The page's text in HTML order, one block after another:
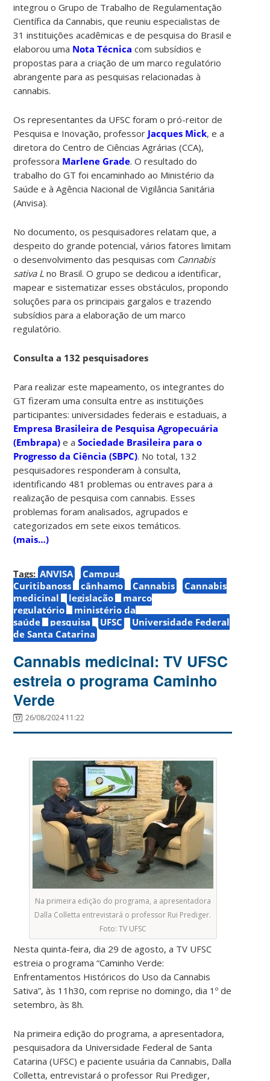
integrou o Grupo de Trabalho de Regulamentação
Científica da Cannabis, que reuniu especialistas de
31 instituições acadêmicas e de pesquisa do Brasil e
elaborou uma Nota Técnica com subsídios e
propostas para a criação de um marco regulatório
abrangente para as pesquisas relacionadas à
cannabis.
Os representantes da UFSC foram o pró-reitor de
Pesquisa e Inovação, professor Jacques Mick, e a
diretora do Centro de Ciências Agrárias (CCA),
professora Marlene Grade. O resultado do
trabalho do GT foi encaminhado ao Ministério da
Saúde e à Agência Nacional de Vigilância Sanitária
(Anvisa).
No documento, os pesquisadores relatam que, a
despeito do grande potencial, vários fatores limitam
o desenvolvimento das pesquisas com Cannabis
sativa L no Brasil. O grupo se dedicou a identificar,
mapear e sistematizar esses obstáculos, propondo
soluções para os principais gargalos e trazendo
subsídios para a elaboração de um marco
regulatório.
Consulta a 132 pesquisadores
Para realizar este mapeamento, os integrantes do
GT fizeram uma consulta entre as instituições
participantes: universidades federais e estaduais, a
Empresa Brasileira de Pesquisa Agropecuária
(Embrapa) e aSociedade Brasileira para o
Progresso da Ciência (SBPC). No total, 132
pesquisadores responderam à consulta,
identificando 481 problemas ou entraves para a
realização de pesquisa com cannabis. Esses
problemas foram analisados, agrupados e
categorizados em sete eixos temáticos.
(mais…)
Tags: ANVISA
Campus
Curitibanoss
cânhamo Cannabis
Cannabis
medicinal
legislação
marco
regulatório
ministério da
saúde
pesquisa UFSC
Universidade Federal
de Santa Catarina
Cannabis medicinal: TV UFSC
estreia o programa Caminho
Verde
26/08/2024 11:22
Na primeira edição do programa, a apresentadora
Dalla Colletta entrevistará o professor Rui Prediger.
Foto: TV UFSC
Nesta quinta-feira, dia 29 de agosto, a TV UFSC
estreia o programa “Caminho Verde:
Enfrentamentos Históricos do Uso da Cannabis
Sativa”, às 11h30, com reprise no domingo, dia 1º de
setembro, às 8h.
Na primeira edição do programa, a apresentadora,
pesquisadora da Universidade Federal de Santa
Catarina (UFSC) e paciente usuária da Cannabis, Dalla
Colletta, entrevistará o professor Rui Prediger,